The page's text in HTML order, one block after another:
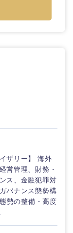
ザリー】 海外
営管理、財務・
ス、金融犯罪対
バナンス態勢構
勢の整備・高度